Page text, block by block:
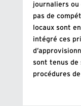
journaliers ou
pas de
locaux sont
intégré ces
sont tenus de
procédures